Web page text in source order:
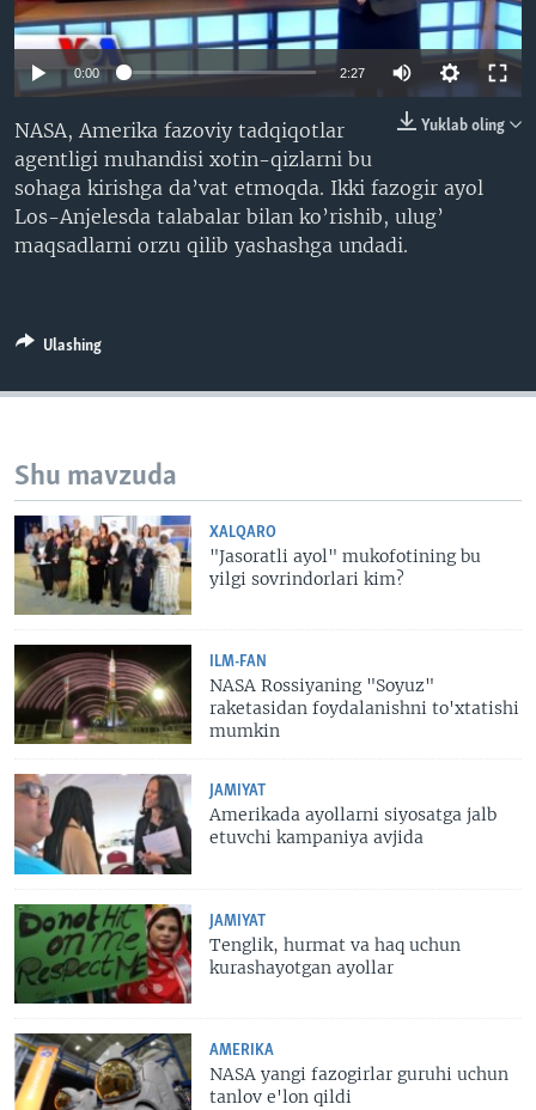
VIDEO
XABARLAR SURATLARDA
ODNOKLASSNIKI
TELEGRAM
SOUNDCLOUD
VOA
0:00 2:27
Yuklab oling
NASA, Amerika fazoviy tadqiqotlar
agentligi muhandisi xotin-qizlarni bu
sohaga kirishga da’vat etmoqda. Ikki fazogir ayol
Los-Anjelesda talabalar bilan ko’rishib, ulug’
maqsadlarni orzu qilib yashashga undadi.
Ulashing
Shu mavzuda
XALQARO
"Jasoratli ayol" mukofotining bu
yilgi sovrindorlari kim?
ILM-FAN
NASA Rossiyaning "Soyuz"
raketasidan foydalanishni to'xtatishi
mumkin
JAMIYAT
Amerikada ayollarni siyosatga jalb
etuvchi kampaniya avjida
JAMIYAT
Tenglik, hurmat va haq uchun
kurashayotgan ayollar
AMERIKA
NASA yangi fazogirlar guruhi uchun
tanlov e'lon qildi